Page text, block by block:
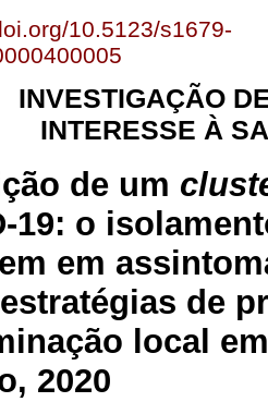
10.5123/s1679-
INVESTIGAÇÃO
INTERESSE À
de um
19: o
em
de
local
2020